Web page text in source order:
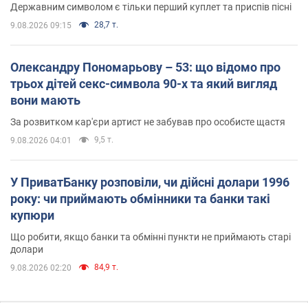
Державним символом є тільки перший куплет та приспів пісні
9.08.2026 09:15 28,7 т.
Олександру Пономарьову – 53: що відомо про
трьох дітей секс-символа 90-х та який вигляд
вони мають
За розвитком кар'єри артист не забував про особисте щастя
9.08.2026 04:01 9,5 т.
У ПриватБанку розповіли, чи дійсні долари 1996
року: чи приймають обмінники та банки такі
купюри
Що робити, якщо банки та обмінні пункти не приймають старі
долари
9.08.2026 02:20 84,9 т.